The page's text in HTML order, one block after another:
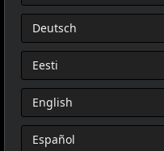
Deutsch
Eesti
English
Español